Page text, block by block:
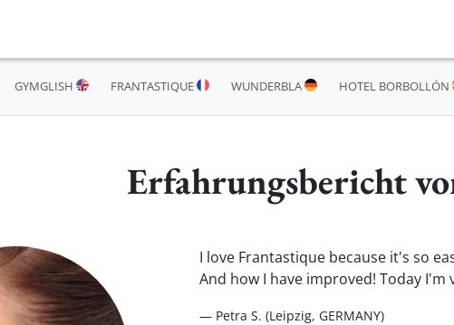
GYMGLISH FRANTASTIQUE WUNDERBLA HOTEL BORBOLLÓN
Erfahrungsbericht
I love Frantastique because it's so
And how I have improved! Today
— Petra S. (Leipzig, GERMANY)